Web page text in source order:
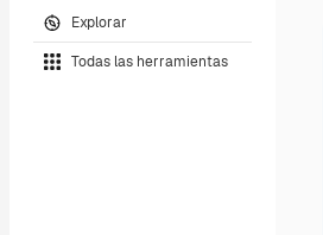
Explorar
Todas las herramientas